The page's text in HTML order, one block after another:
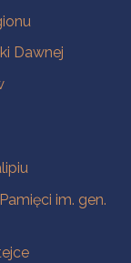
Dawnej
im. gen.